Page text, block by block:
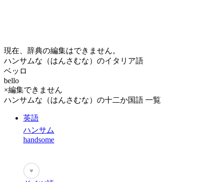
現在、辞典の編集はできません。
ハンサムな（はんさむな）のイタリア語
ベッロ
bello
×編集できません
ハンサムな（はんさむな）の十二か国語 一覧
英語
ハンサム
handsome
♥